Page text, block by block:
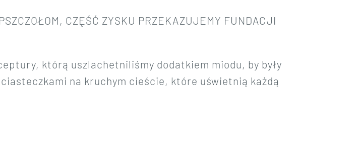
CZĘŚĆ ZYSKU PRZEKAZUJEMY FUNDACJI
którą uszlachetniliśmy dodatkiem miodu, by były
na kruchym cieście, które uświetnią każdą